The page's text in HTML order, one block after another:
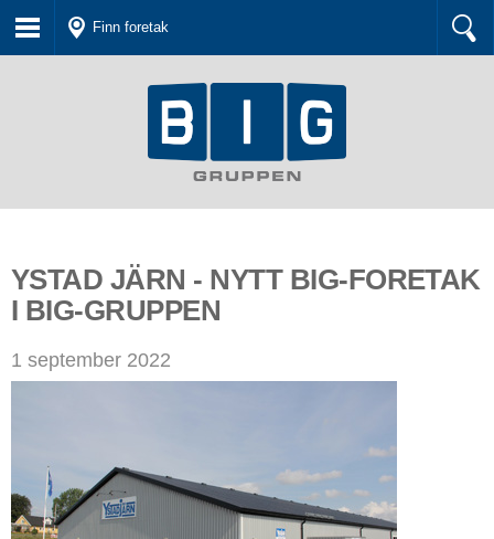
Finn foretak
YSTAD JÄRN - NYTT BIG-FORETAK
I BIG-GRUPPEN
1 september 2022